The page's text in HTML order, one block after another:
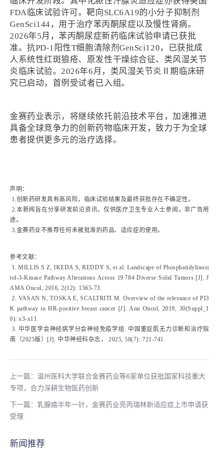
FDA临床试验许可。靶向SLC6A19的小分子抑制剂
GenSci144，用于治疗苯丙酮尿症以及慢性肾病。
2026年5月，苯丙酮尿症新药临床试验申请已获批
准。抗PD-1阳性T细胞清除剂GenSci120，已获批成
人系统性红斑狼疮、原发性干燥综合征、类风湿关节
炎临床试验。2026年6月，类风湿关节炎Ⅱ期临床研
究已启动，首例受试者已入组。
金赛药业表示，将继续依托前沿技术平台，加速推进
具备全球竞争力的创新药物临床开发，致力于为全球
患者提供更多元的治疗选择。
声明：
1.创新药研发具有高风险，临床试验结果及最终获批存在不确定性。
2.本新闻旨在分享研发前沿资讯，仅供医疗卫生专业人士参阅，非广告用
途。
3.金赛药业不推荐任何未被批准的药品、适应症的使用。
参考文献：
1. MILLIS S Z, IKEDA S, REDDY S, et al. Landscape of Phosphatidylinosi
tol-3-Kinase Pathway Alterations Across 19 784 Diverse Solid Tumors [J]. J
AMA Oncol, 2016, 2(12): 1565-73.
2. VASAN N, TOSKA E, SCALTRITI M. Overview of the relevance of PI3
K pathway in HR-positive breast cancer [J]. Ann Oncol, 2019, 30(Suppl_1
0): x3-x11.
3. 中华医学会神经病学分会神经免疫学组. 中国重症肌无力诊断和治疗指
南（2025版）[J]. 中华神经科杂志， 2025, 58(7): 721-741.
上一篇：温州医科大学联合金赛药业等6家单位获批国家科技重大
专项，合力深耕生物医药创新
下一篇：乳腺癌半年一针，金赛药业亮丙瑞林新适应症上市申请获
受理
新闻推荐